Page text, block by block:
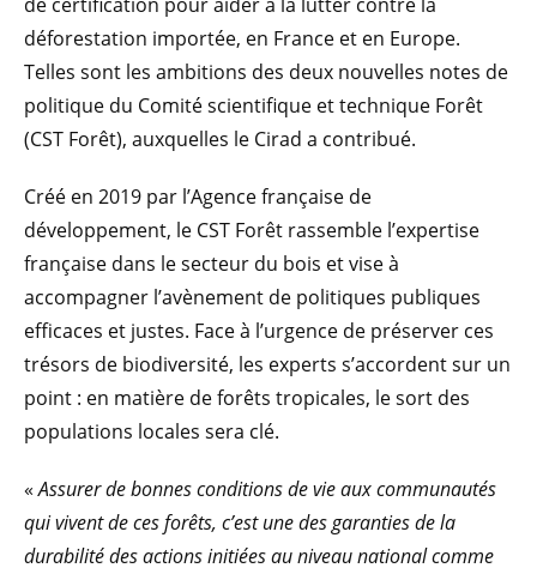
déforestation importée, en France et en Europe.
Telles sont les ambitions des deux nouvelles notes de
politique du Comité scientifique et technique Forêt
(CST Forêt), auxquelles le Cirad a contribué.
Créé en 2019 par l’Agence française de
développement, le CST Forêt rassemble l’expertise
française dans le secteur du bois et vise à
accompagner l’avènement de politiques publiques
efficaces et justes. Face à l’urgence de préserver ces
trésors de biodiversité, les experts s’accordent sur un
point : en matière de forêts tropicales, le sort des
populations locales sera clé.
«Assurer de bonnes conditions de vie aux communautés
qui vivent de ces forêts, c’est une des garanties de la
durabilité des actions initiées au niveau national comme